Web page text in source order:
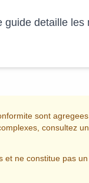
guide detaille les
sont
consultez
ne constitue pas un